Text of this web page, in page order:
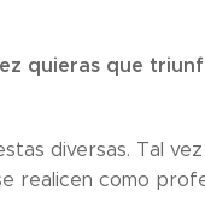
quieras que
diversas. Tal
realicen como